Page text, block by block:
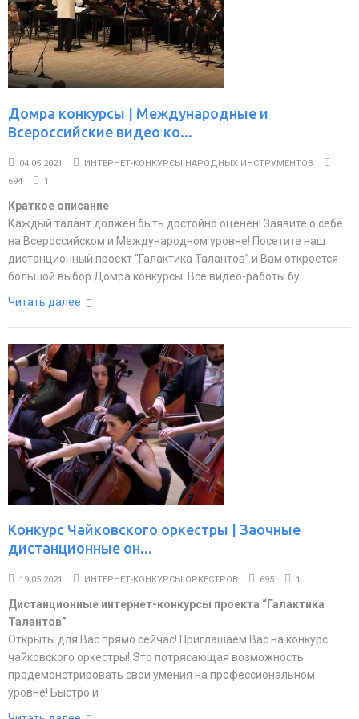
Домра конкурсы | Международные и
Всероссийские видео ко...
04.05.2021
ИНТЕРНЕТ-КОНКУРСЫ НАРОДНЫХ ИНСТРУМЕНТОВ
694
1
Краткое описание
Каждый талант должен быть достойно оценен! Заявите о себе
на Всероссийском и Международном уровне! Посетите наш
дистанционный проект “Галактика Талантов” и Вам откроется
большой выбор Домра конкурсы. Все видео-работы бу
Читать далее
Конкурс Чайковского оркестры | Заочные
дистанционные он...
19.05.2021 ИНТЕРНЕТ-КОНКУРСЫ ОРКЕСТРОВ 695 1
Дистанционные интернет-конкурсы проекта “Галактика
Талантов”
Открыты для Вас прямо сейчас! Приглашаем Вас на конкурс
чайковского оркестры! Это потрясающая возможность
продемонстрировать свои умения на профессиональном
уровне! Быстро и